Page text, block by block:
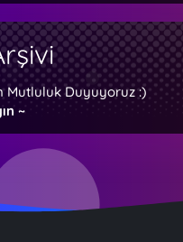
Mutluluk Duyuyoruz :)
~